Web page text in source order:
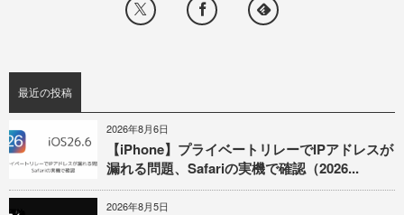
最近の投稿
2026年8月6日
【iPhone】プライベートリレーでIPアドレスが
漏れる問題、Safariの実機で確認（2026...
2026年8月5日